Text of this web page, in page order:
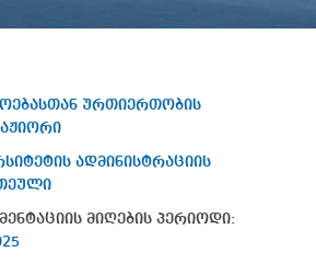
ურთიერთობის
ადმინისტრაციის
მიღების პერიოდი: